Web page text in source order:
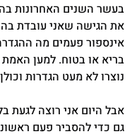
בעשר השנים האחרונות
את הגישה שאני עובדת
אינספור פעמים מה
בריא או בטוח. למען
נוצרו לא מעט הגדרות
אבל היום אני רוצה לגעת
גם כדי להסביר פעם